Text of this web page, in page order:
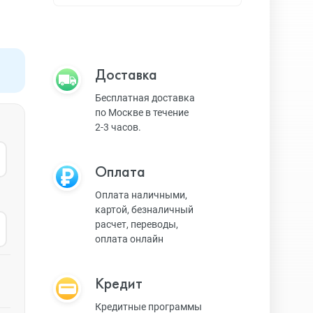
Magic Keyboard
ЗУ и кабели
Игровые консоли
Ремешки для AW
Доставка
Бесплатная доставка
по Москве в течение
2-3 часов.
Оплата
Оплата наличными,
картой, безналичный
расчет, переводы,
оплата онлайн
Кредит
Кредитные программы